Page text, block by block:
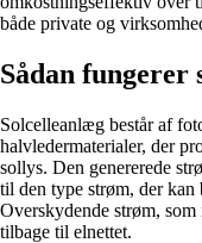
både private og
Sådan fungerer
Solcelleanlæg består af
halvledermaterialer, der
sollys. Den genererede
til den type strøm, der kan
Overskydende strøm,
tilbage til elnettet.